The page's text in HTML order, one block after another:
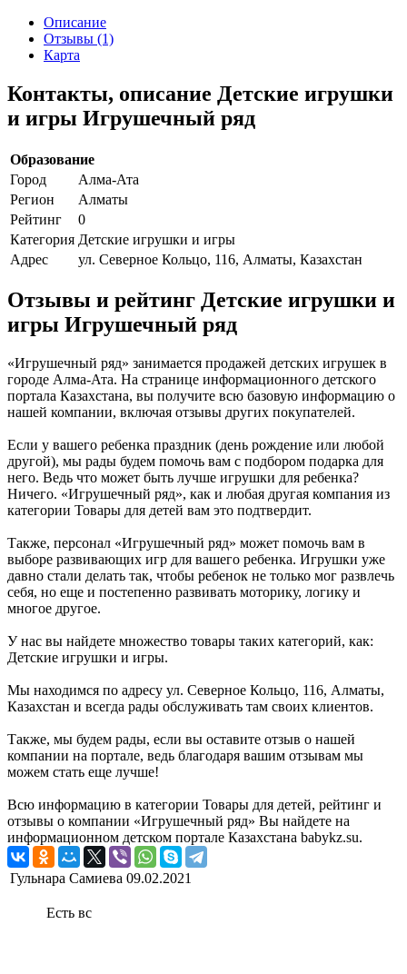
Описание
Отзывы (1)
Карта
Контакты, описание Детские игрушки
и игры Игрушечный ряд
Образование
Город
Алма-Ата
Регион
Алматы
Рейтинг
0
Категория Детские игрушки и игры
Адрес
ул. Северное Кольцо, 116, Алматы, Казахстан
Отзывы и рейтинг Детские игрушки и
игры Игрушечный ряд
«Игрушечный ряд» занимается продажей детских игрушек в
городе Алма-Ата. На странице информационного детского
портала Казахстана, вы получите всю базовую информацию о
нашей компании, включая отзывы других покупателей.
Если у вашего ребенка праздник (день рождение или любой
другой), мы рады будем помочь вам с подбором подарка для
него. Ведь что может быть лучше игрушки для ребенка?
Ничего. «Игрушечный ряд», как и любая другая компания из
категории Товары для детей вам это подтвердит.
Также, персонал «Игрушечный ряд» может помочь вам в
выборе развивающих игр для вашего ребенка. Игрушки уже
давно стали делать так, чтобы ребенок не только мог развлечь
себя, но еще и постепенно развивать моторику, логику и
многое другое.
У нас вы найдете множество товары таких категорий, как:
Детские игрушки и игры.
Мы находимся по адресу ул. Северное Кольцо, 116, Алматы,
Казахстан и всегда рады обслуживать там своих клиентов.
Также, мы будем рады, если вы оставите отзыв о нашей
компании на портале, ведь благодаря вашим отзывам мы
можем стать еще лучше!
Всю информацию в категории Товары для детей, рейтинг и
отзывы о компании «Игрушечный ряд» Вы найдете на
информационном детском портале Казахстана babykz.su.
Гульнара Самиева 09.02.2021
Есть вс